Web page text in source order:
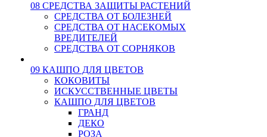
08 СРЕДСТВА ЗАЩИТЫ РАСТЕНИЙ
СРЕДСТВА ОТ БОЛЕЗНЕЙ
СРЕДСТВА ОТ НАСЕКОМЫХ
ВРЕДИТЕЛЕЙ
СРЕДСТВА ОТ СОРНЯКОВ
09 КАШПО ДЛЯ ЦВЕТОВ
КОКОВИТЫ
ИСКУССТВЕННЫЕ ЦВЕТЫ
КАШПО ДЛЯ ЦВЕТОВ
ГРАНД
ДЕКО
РОЗА